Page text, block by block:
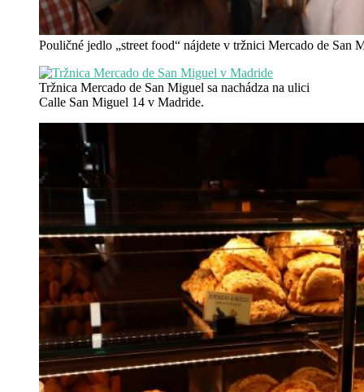
Pouličné jedlo „street food“ nájdete v tržnici Mercado de San
Tržnica Mercado de San Miguel sa nachádza na ulici
Calle San Miguel 14 v Madride.